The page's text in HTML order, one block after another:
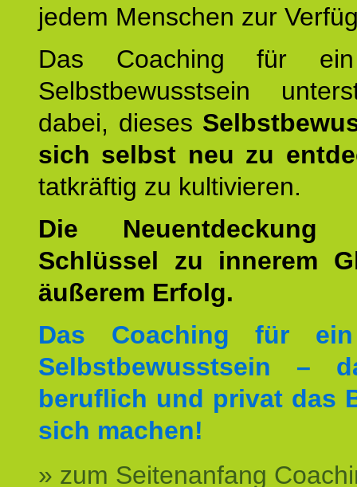
jedem Menschen zur
Das Coaching für
Selbstbewusstsein
dabei, dieses
sich selbst neu zu
tatkräftig zu kultivieren.
Die
Schlüssel zu innerem
äußerem Erfolg.
Das Coaching für
Selbstbewusstsein –
beruflich und privat das
sich machen!
» zum Seitenanfang